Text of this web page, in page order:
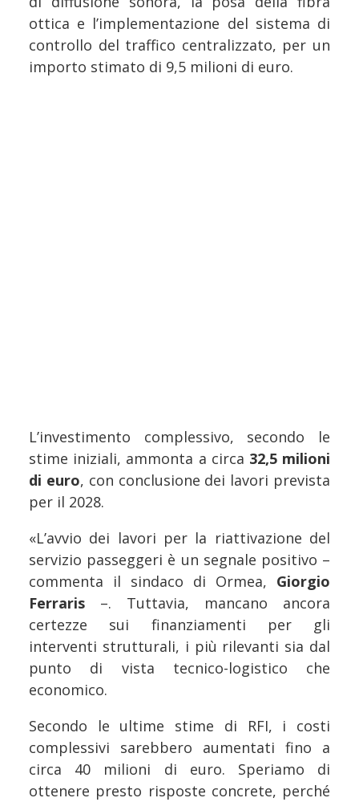
ottica e l’implementazione del sistema di
controllo del traffico centralizzato, per un
importo stimato di 9,5 milioni di euro.
L’investimento complessivo, secondo le
stime iniziali, ammonta a circa 32,5 milioni
di euro, con conclusione dei lavori prevista
per il 2028.
«L’avvio dei lavori per la riattivazione del
servizio passeggeri è un segnale positivo –
commenta il sindaco di Ormea, Giorgio
Ferraris –. Tuttavia, mancano ancora
certezze sui finanziamenti per gli
interventi strutturali, i più rilevanti sia dal
punto di vista tecnico-logistico che
economico.
Secondo le ultime stime di RFI, i costi
complessivi sarebbero aumentati fino a
circa 40 milioni di euro. Speriamo di
ottenere presto risposte concrete, perché